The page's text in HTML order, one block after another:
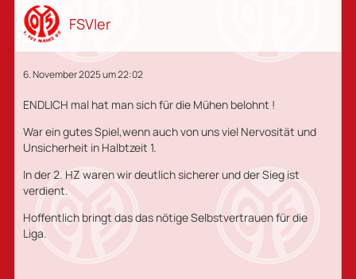
FSVler
6. November 2025 um 22:02
ENDLICH mal hat man sich für die Mühen belohnt !
War ein gutes Spiel,wenn auch von uns viel Nervosität und
Unsicherheit in Halbtzeit 1.
In der 2. HZ waren wir deutlich sicherer und der Sieg ist
verdient.
Hoffentlich bringt das das nötige Selbstvertrauen für die
Liga.